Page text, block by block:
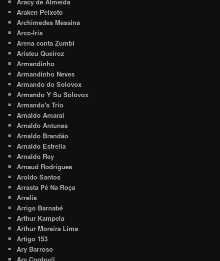
Araken Peixoto
Archimedes Messina
Arco-Iris
Arena conta Zumbi
Aristeu Queiroz
Armandinho
Armandinho Neves
Armando do Solovox
Armando Y Su Solovox
Armando's Trio
Arnaldo Amaral
Arnaldo Antunes
Arnaldo Brandão
Arnaldo Estrella
Arnaldo Rey
Arnaud Rodrigues
Aroldo Santos
Arrasta Pé Na Roça
Arrelia
Arrigo Barnabé
Arthur Kampela
Arthur Moreira Lima
Artigo 153
Ary Barroso